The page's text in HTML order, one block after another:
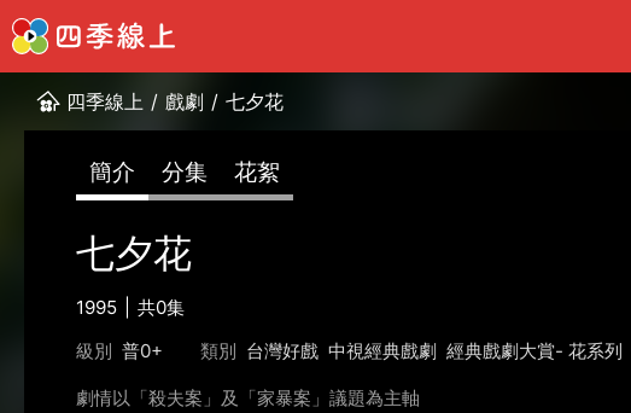
四季線上 / 戲劇 / 七夕花
簡介 分集 花絮
七夕花
1995
共0集
級別 普0+ 類別 台灣好戲 中視經典戲劇 經典戲劇大賞- 花系列
劇情以「殺夫案」及「家暴案」議題為主軸